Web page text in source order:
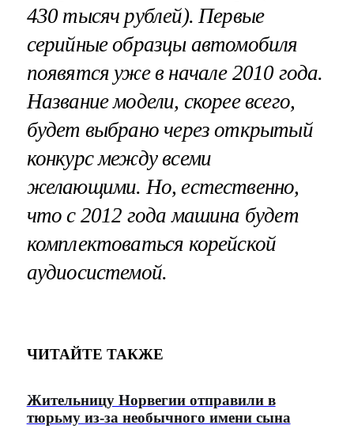
430 тысяч рублей). Первые
серийные образцы автомобиля
появятся уже в начале 2010 года.
Название модели, скорее всего,
будет выбрано через открытый
конкурс между всеми
желающими. Но, естественно,
что с 2012 года машина будет
комплектоваться корейской
аудиосистемой.
ЧИТАЙТЕ ТАКЖЕ
Жительницу Норвегии отправили в
тюрьму из-за необычного имени сына